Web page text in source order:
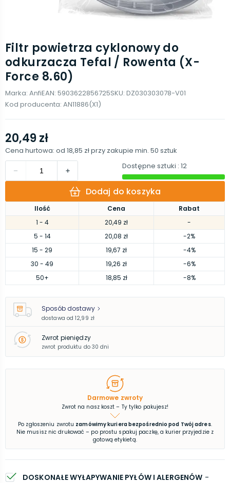
Filtr powietrza cyklonowy do
odkurzacza Tefal / Rowenta (X-
Force 8.60)
Marka: AnfiEAN: 5903622856725SKU: DZ030303078-V01
Kod producenta: AN11886(X1)
Ilość Cena
Rabat
1 - 4 20,49 zł
-
5 - 14 20,08 zł
-2%
15 - 29 19,67 zł
-4%
30 - 49 19,26 zł
-6%
50+ 18,85 zł -8%
20,49 zł
Cena hurtowa: od 18,85 złprzy zakupie min. 50 sztuk
Dostępne sztuki : 12
Dodaj do koszyka
Sposób dostawy
dostawa od 12,99 zł
Zwrot pieniędzy
zwrot produktu do 30 dni
Darmowe zwroty
Zwrot na nasz koszt – Ty tylko pakujesz!
Po zgłoszeniu zwrotu zamówimy kuriera bezpośrednio pod Twój adres.
Nie musisz nic drukować – po prostu spakuj paczkę, a kurier przyjedzie z
gotową etykietą.
DOSKONAŁE WYŁAPYWANIE PYŁÓW I ALERGENÓW -